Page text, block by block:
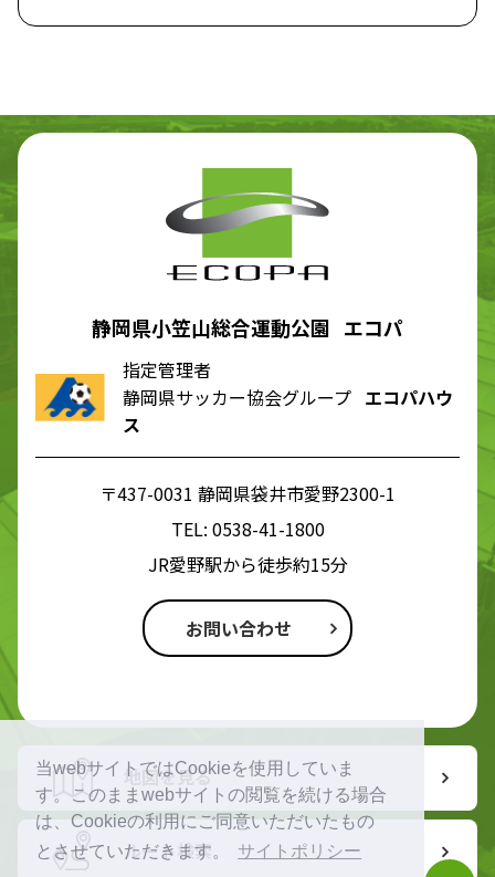
当webサイトではCookieを使用していま
す。このままwebサイトの閲覧を続ける場合
は、Cookieの利用にご同意いただいたもの
とさせていただきます。
サイトポリシー
静岡県小笠山総合運動公園 エコパ
指定管理者
静岡県サッカー協会グループ エコパハウ
ス
〒437-0031 静岡県袋井市愛野2300-1
TEL: 0538-41-1800
JR愛野駅から徒歩約15分
お問い合わせ
地図を見る
ルート検索